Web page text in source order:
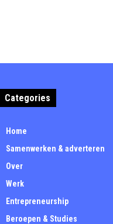
Categories
Home
Samenwerken & adverteren
Over
Werk
Entrepreneurship
Beroepen & Studies